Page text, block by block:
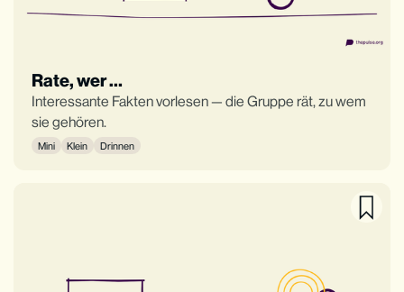
Rate, wer …
Interessante Fakten vorlesen — die Gruppe rät, zu wem
sie gehören.
Mini Klein Drinnen